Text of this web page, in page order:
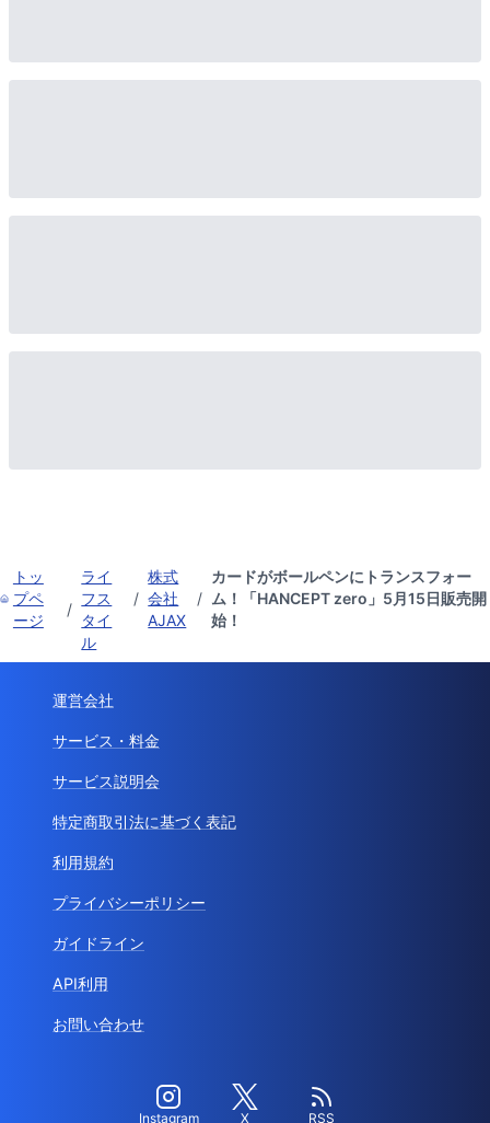
トッ
プペ
ージ
/
ライ
フス
タイ
ル
/
株式
会社
AJAX
/
カードがボールペンにトランスフォー
ム！「HANCEPT zero」5月15日販売開
始！
運営会社
サービス・料金
サービス説明会
特定商取引法に基づく表記
利用規約
プライバシーポリシー
ガイドライン
API利用
お問い合わせ
Instagram X RSS